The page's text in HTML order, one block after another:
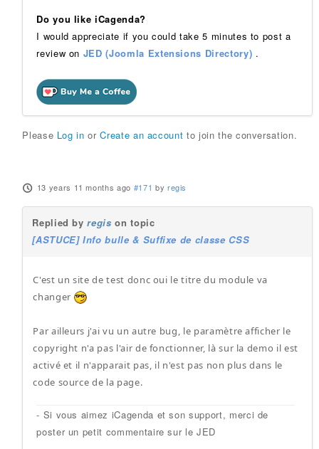
Do you like iCagenda?
I would appreciate if you could take 5 minutes to post a
review on JED (Joomla Extensions Directory) .
Please Log in orCreate an account to join the conversation.
13 years 11 months ago #171 by regis
Replied byregis on topic
[ASTUCE] Info bulle & Suffixe de classe CSS
C'est un site de test donc oui le titre du module va
changer
Par ailleurs j'ai vu un autre bug, le paramètre afficher le
copyright n'a pas l'air de fonctionner, là sur la demo il est
activé et il n'apparait pas, il n'est pas non plus dans le
code source de la page.
- Si vous aimez iCagenda et son support, merci de
poster un petit commentaire sur le JED